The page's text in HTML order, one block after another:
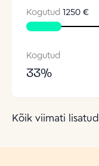
Kogutud 1250 €
Kogutud
33%
Kõik viimati lisatud